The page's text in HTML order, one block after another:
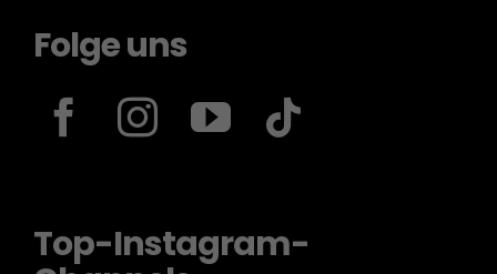
Folge uns
Top-Instagram-